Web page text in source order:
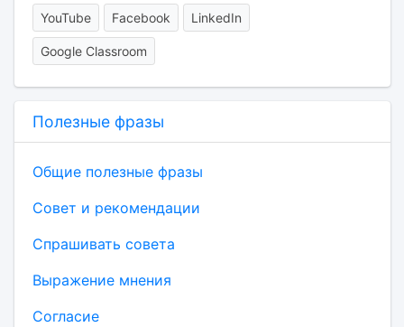
YouTube Facebook LinkedIn
Google Classroom
Полезные фразы
Общие полезные фразы
Совет и рекомендации
Спрашивать совета
Выражение мнения
Согласие